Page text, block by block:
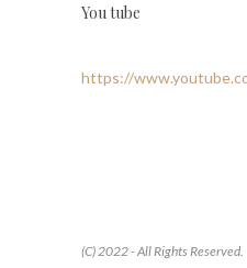
You tube
https://
(C) 2022 - All Rights Reserved.